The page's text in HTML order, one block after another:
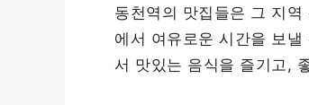
동천역의 맛집들은 그 지
에서 여유로운 시간을 보
서 맛있는 음식을 즐기고,